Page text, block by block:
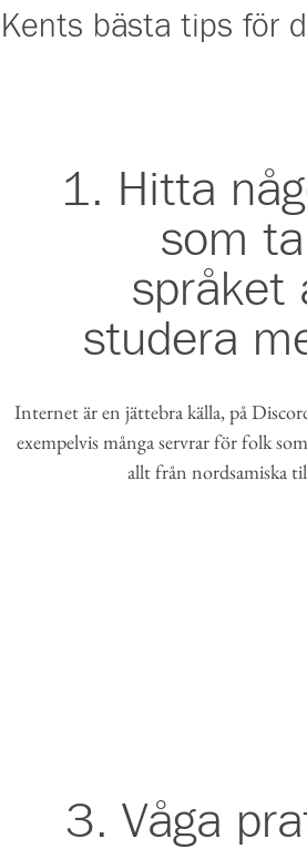
Kents bästa tips för
1. Hitta
som
språket
studera
Internet är en jättebra källa, på
exempelvis många servrar för folk
allt från nordsamiska
3. Våga